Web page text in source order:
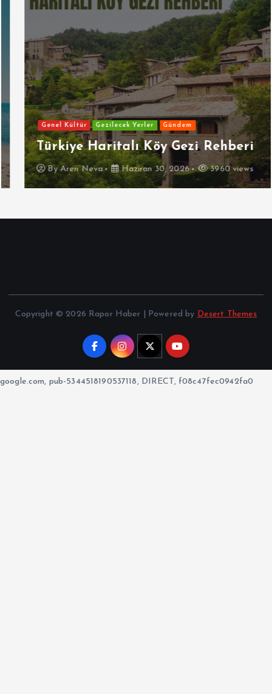
Genel Kültür Gezilecek Yerler Gündem
Türkiye Haritalı Köy Gezi Rehberi
ByAren Neva Haziran 30, 2026 3960 views
Copyright © 2026 Rapor Haber | Powered by Desert Themes
google.com, pub-5344518190537118, DIRECT, f08c47fec0942fa0